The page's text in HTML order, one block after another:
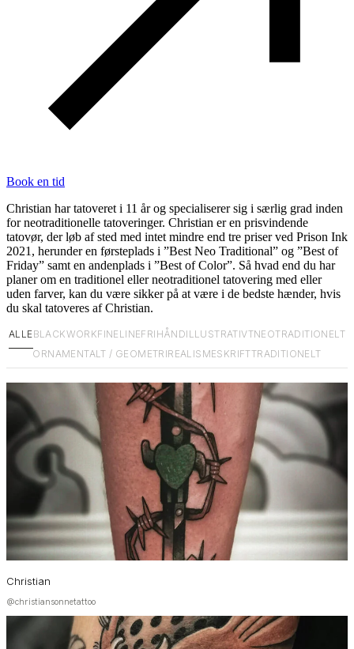
Book en tid
Christian har tatoveret i 11 år og specialiserer sig i særlig grad inden
for neotraditionelle tatoveringer. Christian er en prisvindende
tatovør, der løb af sted med intet mindre end tre priser ved Prison Ink
2021, herunder en førsteplads i ”Best Neo Traditional” og ”Best of
Friday” samt en andenplads i ”Best of Color”. Så hvad end du har
planer om en traditionel eller neotraditionel tatovering med eller
uden farver, kan du være sikker på at være i de bedste hænder, hvis
du skal tatoveres af Christian.
ALLEBLACKWORKFINELINEFRIHÅNDILLUSTRATIVTNEOTRADITIONELT
ORNAMENTALT / GEOMETRIREALISMESKRIFTTRADITIONELT
Christian
@christiansonnetattoo